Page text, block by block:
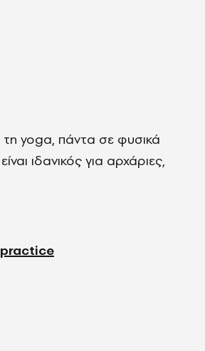
τη yoga, πάντα σε φυσικά
ιδανικός για αρχάριες,